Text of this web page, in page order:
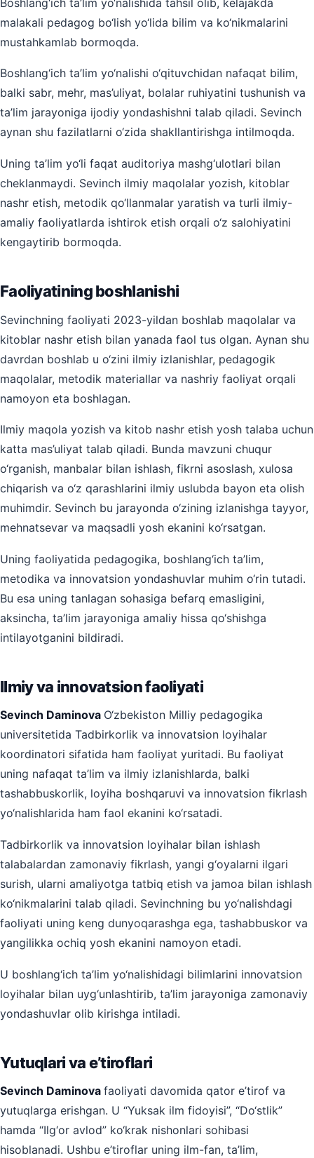
malakali pedagog bo‘lish yo‘lida bilim va ko‘nikmalarini
mustahkamlab bormoqda.
Boshlang‘ich ta’lim yo‘nalishi o‘qituvchidan nafaqat bilim,
balki sabr, mehr, mas’uliyat, bolalar ruhiyatini tushunish va
ta’lim jarayoniga ijodiy yondashishni talab qiladi. Sevinch
aynan shu fazilatlarni o‘zida shakllantirishga intilmoqda.
Uning ta’lim yo‘li faqat auditoriya mashg‘ulotlari bilan
cheklanmaydi. Sevinch ilmiy maqolalar yozish, kitoblar
nashr etish, metodik qo‘llanmalar yaratish va turli ilmiy-
amaliy faoliyatlarda ishtirok etish orqali o‘z salohiyatini
kengaytirib bormoqda.
Faoliyatining boshlanishi
Sevinchning faoliyati 2023-yildan boshlab maqolalar va
kitoblar nashr etish bilan yanada faol tus olgan. Aynan shu
davrdan boshlab u o‘zini ilmiy izlanishlar, pedagogik
maqolalar, metodik materiallar va nashriy faoliyat orqali
namoyon eta boshlagan.
Ilmiy maqola yozish va kitob nashr etish yosh talaba uchun
katta mas’uliyat talab qiladi. Bunda mavzuni chuqur
o‘rganish, manbalar bilan ishlash, fikrni asoslash, xulosa
chiqarish va o‘z qarashlarini ilmiy uslubda bayon eta olish
muhimdir. Sevinch bu jarayonda o‘zining izlanishga tayyor,
mehnatsevar va maqsadli yosh ekanini ko‘rsatgan.
Uning faoliyatida pedagogika, boshlang‘ich ta’lim,
metodika va innovatsion yondashuvlar muhim o‘rin tutadi.
Bu esa uning tanlagan sohasiga befarq emasligini,
aksincha, ta’lim jarayoniga amaliy hissa qo‘shishga
intilayotganini bildiradi.
Ilmiy va innovatsion faoliyati
Sevinch Daminova O‘zbekiston Milliy pedagogika
universitetida Tadbirkorlik va innovatsion loyihalar
koordinatori sifatida ham faoliyat yuritadi. Bu faoliyat
uning nafaqat ta’lim va ilmiy izlanishlarda, balki
tashabbuskorlik, loyiha boshqaruvi va innovatsion fikrlash
yo‘nalishlarida ham faol ekanini ko‘rsatadi.
Tadbirkorlik va innovatsion loyihalar bilan ishlash
talabalardan zamonaviy fikrlash, yangi g‘oyalarni ilgari
surish, ularni amaliyotga tatbiq etish va jamoa bilan ishlash
ko‘nikmalarini talab qiladi. Sevinchning bu yo‘nalishdagi
faoliyati uning keng dunyoqarashga ega, tashabbuskor va
yangilikka ochiq yosh ekanini namoyon etadi.
U boshlang‘ich ta’lim yo‘nalishidagi bilimlarini innovatsion
loyihalar bilan uyg‘unlashtirib, ta’lim jarayoniga zamonaviy
yondashuvlar olib kirishga intiladi.
Yutuqlari va e’tiroflari
Sevinch Daminova faoliyati davomida qator e’tirof va
yutuqlarga erishgan. U “Yuksak ilm fidoyisi”, “Do‘stlik”
hamda “Ilg‘or avlod” ko‘krak nishonlari sohibasi
hisoblanadi. Ushbu e’tiroflar uning ilm-fan, ta’lim,